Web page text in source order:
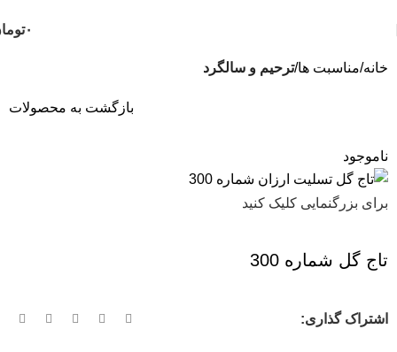
۰
خانه مناسبت ها ترحیم و سالگرد
بازگشت به محصولات
ناموجود
برای بزرگنمایی کلیک کنید
تاج گل شماره 300
اشتراک گذاری: